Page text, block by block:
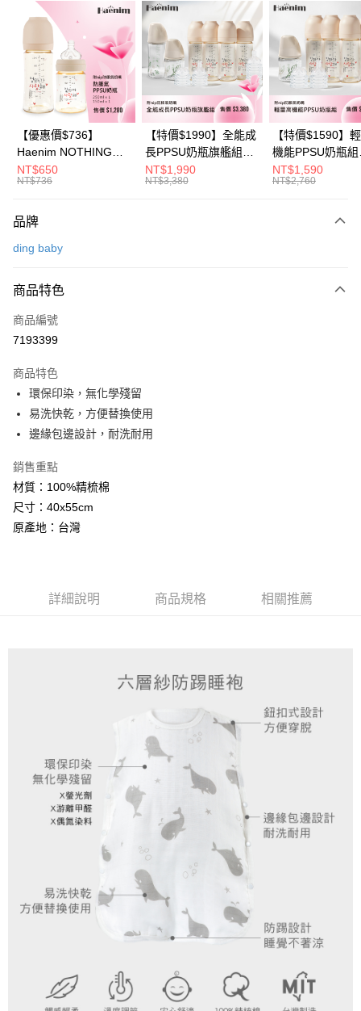
信用卡分期付款
3 期 0 利率 每期 NT$426 21家銀行
合作金庫商業銀行
第一商業銀行
華南商業銀行
彰化商業銀行
上海商業儲蓄銀行
台北富邦商業銀行
國泰世華商業銀行
兆豐國際商業銀行
臺灣中小企業銀行
台中商業銀行
匯豐（台灣）商業銀行
華泰商業銀行
遠東國際商業銀行
元大商業銀行
台灣樂天信用卡公司
6 期 0 利率 每期NT$213 21家銀行
合作金庫商業銀行
第一商業銀行
華南商業銀行
彰化商業銀行
上海商業儲蓄銀行
台北富邦商業銀行
國泰世華商業銀行
兆豐國際商業銀行
臺灣中小企業銀行
台中商業銀行
匯豐（台灣）商業銀行
華泰商業銀行
聯邦商業銀行
玉山商業銀行
台灣樂天信用卡公司
超商取貨付款
LINE Pay
Apple Pay
悠遊付
相關說明
1.本服務由台灣大哥大提供，台灣大哥大用戶可立即使用無須另外申請。
流程，驗證手機門號後，選擇欲分期的期數、繳款截止日，確認付款後即完
3.實際核准額度、可分期數及費用金額請依後續交易確認頁面所載為準。
消。如遇「轉專審核」未通過狀況，表示未達大哥付你分期系統評分，恕無
法說明評估內容。
【繳款方式說明】
1.分期款項不併入電信帳單，「大哥付你分期」於每月結算日後寄送繳費提
醒簡訊。
帳／街口支付／iPASS MONEY」等通路繳費。
【注意事項】
1.本服務係由「台灣大哥大股份有限公司」（以下簡稱本公司）所提供，讓
用戶於交易時，得透過本服務購買商品或服務，並由商店將買賣／分期付款
買賣價金債權讓與本公司後，依約使用本公司帳單繳交帳款。
3.完整用戶服務條款，請詳閱以下連結：https://oppay.tw/userRule
AFTEE先享後付
【關於「AFTEE先享後付」】
AFTEE先享後付是「在收到商品之後才付款」的支付方式。 讓您購物簡單
１．簡單：不需註冊會員、不需綁卡、不需儲值。
３．安心：先確認商品／服務後，再付款。
【「AFTEE先享後付」結帳流程】
１．於結帳方式選擇「AFTEE先享後付」後，將跳轉至「AFTEE先享後付」
２．訂單成立數日內，您將收到繳費通知簡訊。
３．收到繳費通知簡訊後14天內，點擊此簡訊中的連結，可透過四大超商／
ATM／網路銀行／等多元方式進行付款，方視為交易完成。
※ 請注意：結帳手續完成當下不需立刻繳費，但若您需要取消訂單，請聯絡
購買商品的店家。未經商家同意取消之訂單仍視為有效，需透過AFTEE先享
２．關於個人資料處理事宜，請瀏覽以下網址：
https://aftee.tw/terms/#terms3
「AFTEE先享後付」，若未經同意申辦者引起之損失，本公司不負相關責
４．使用「AFTEE先享後付」時，將依據個別帳號之用戶狀況，依本公司即
時審查核予不同之上限額度；若仍有額度不足之情形，本公司將視審查結果
請求用戶進行身份認證。
５．嚴禁一人註冊多個帳號或使用他人資訊註冊。若發現惡意使用之情形，
恩沛科技股份有限公司將有權停止該用戶之使用額度並採取法律行動。
ATM付款
運送方式
全家取貨付款
每筆NT$60，滿NT$1,000(含以上)免運費
7-11取貨付款
每筆NT$60，滿NT$1,000(含以上)免運費
【優惠價$736】
Haenim NOTHING™
多合一PPSU防脹氣奶
瓶 2入組
NT$650
NT$736
【特價$1990】全能成
長PPSU奶瓶旗艦組
(PPSU奶瓶
250ml*4+玻璃奶瓶
NT$1,990
NT$3,380
【特價$1590】
機能PPSU奶瓶組
(PPSU奶瓶
250ml*4+玻璃奶
NT$1,590
NT$2,760
品牌
ding baby
商品特色
商品編號
7193399
商品特色
環保印染，無化學殘留
易洗快乾，方便替換使用
邊緣包邊設計，耐洗耐用
銷售重點
材質：100%精梳棉
尺寸：40x55cm
原產地：台灣
詳細說明 商品規格 相關推薦